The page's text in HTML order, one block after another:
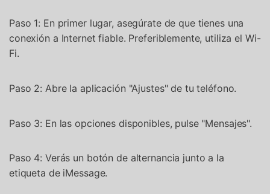
Paso 1: En primer lugar, asegúrate de que tienes una
conexión a Internet fiable. Preferiblemente, utiliza el Wi-
Fi.
Paso 2: Abre la aplicación "Ajustes" de tu teléfono.
Paso 3: En las opciones disponibles, pulse "Mensajes".
Paso 4: Verás un botón de alternancia junto a la
etiqueta de iMessage.